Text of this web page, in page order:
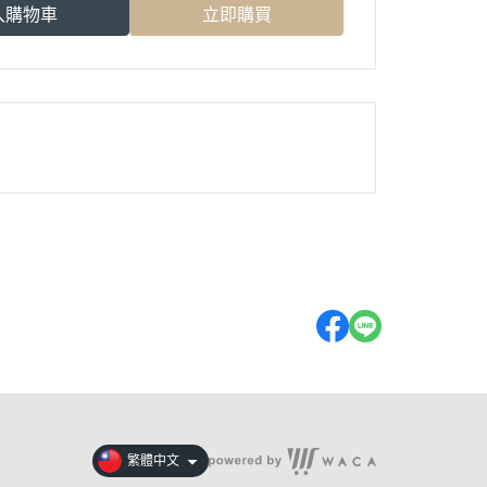
購物車 立即購買
繁體中文